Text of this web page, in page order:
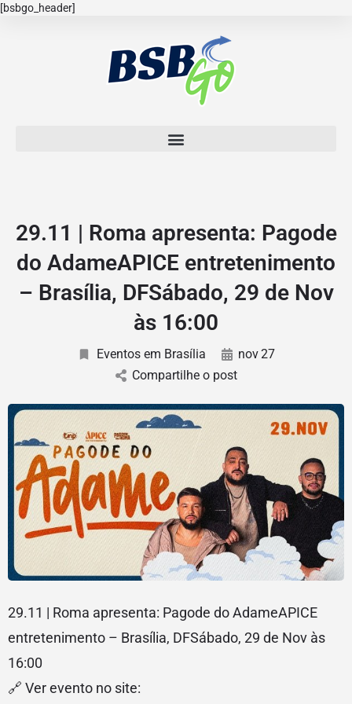
[bsbgo_header]
29.11 | Roma apresenta: Pagode
do AdameAPICE entretenimento
– Brasília, DFSábado, 29 de Nov
às 16:00
Eventos em Brasília nov27
Compartilhe o post
29.11 | Roma apresenta: Pagode do AdameAPICE
entretenimento – Brasília, DFSábado, 29 de Nov às
16:00
🔗 Ver evento no site: